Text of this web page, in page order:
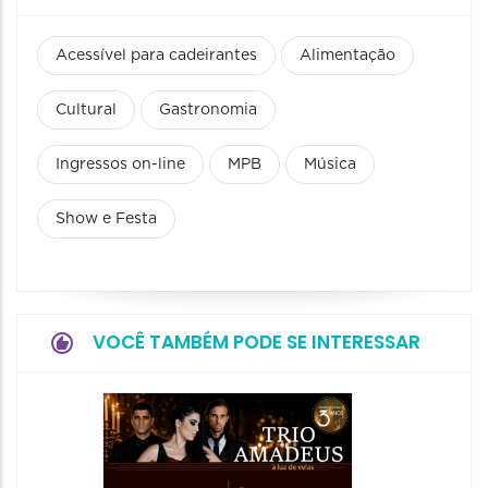
Acessível para cadeirantes Alimentação
Cultural Gastronomia
Ingressos on-line MPB Música
Show e Festa
VOCÊ TAMBÉM PODE SE INTERESSAR